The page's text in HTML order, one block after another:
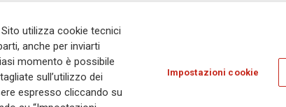
Whistleblowing
utilizza cookie tecnici
anche per inviarti
momento è possibile
sull’utilizzo dei
espresso cliccando su
Impostazioni cookie